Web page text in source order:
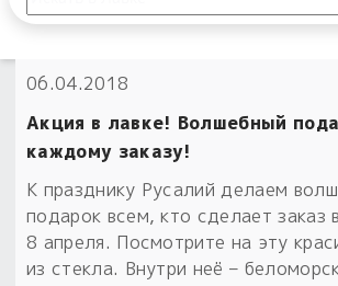
НОВИНКИ!
Книги
Издания о Славянской культуре и ведовстве
Наборы для курсов и книг
Обереги славян нательные
Сказки
Гадание
Магия
Библиография
С чего начать?
Материалы
Для алтаря
Расходные материалы
Новинки ›
Готовые заговоры
Для чего:
06.04.2018
Акция в лавке! Волшебный
каждому заказу!
К празднику Русалий делаем
подарок всем, кто сделает заказ в
8 апреля. Посмотрите на эту
из стекла. Внутри неё –